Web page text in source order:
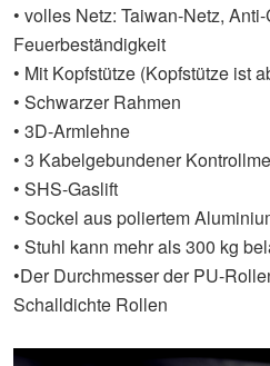
• volles Netz: Taiwan-Netz,
Feuerbeständigkeit
• Mit Kopfstütze (Kopfstütze ist
• Schwarzer Rahmen
• 3D-Armlehne
• 3 Kabelgebundener
• SHS-Gaslift
• Sockel aus poliertem
• Stuhl kann mehr als 300 kg
•Der Durchmesser der PU-
Schalldichte Rollen